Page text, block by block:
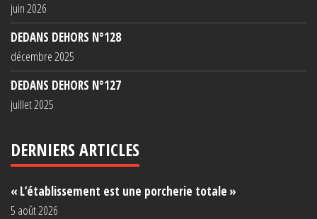
juin 2026
DEDANS DEHORS N°128
décembre 2025
DEDANS DEHORS N°127
juillet 2025
DERNIERS ARTICLES
« L’établissement est une porcherie totale »
5 août 2026